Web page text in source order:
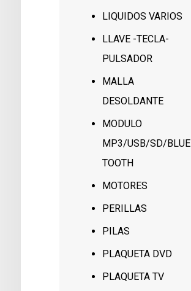
LIQUIDOS VARIOS
LLAVE -TECLA-
PULSADOR
MALLA
DESOLDANTE
MODULO
MP3/USB/SD/BLUE
TOOTH
MOTORES
PERILLAS
PILAS
PLAQUETA DVD
PLAQUETA TV